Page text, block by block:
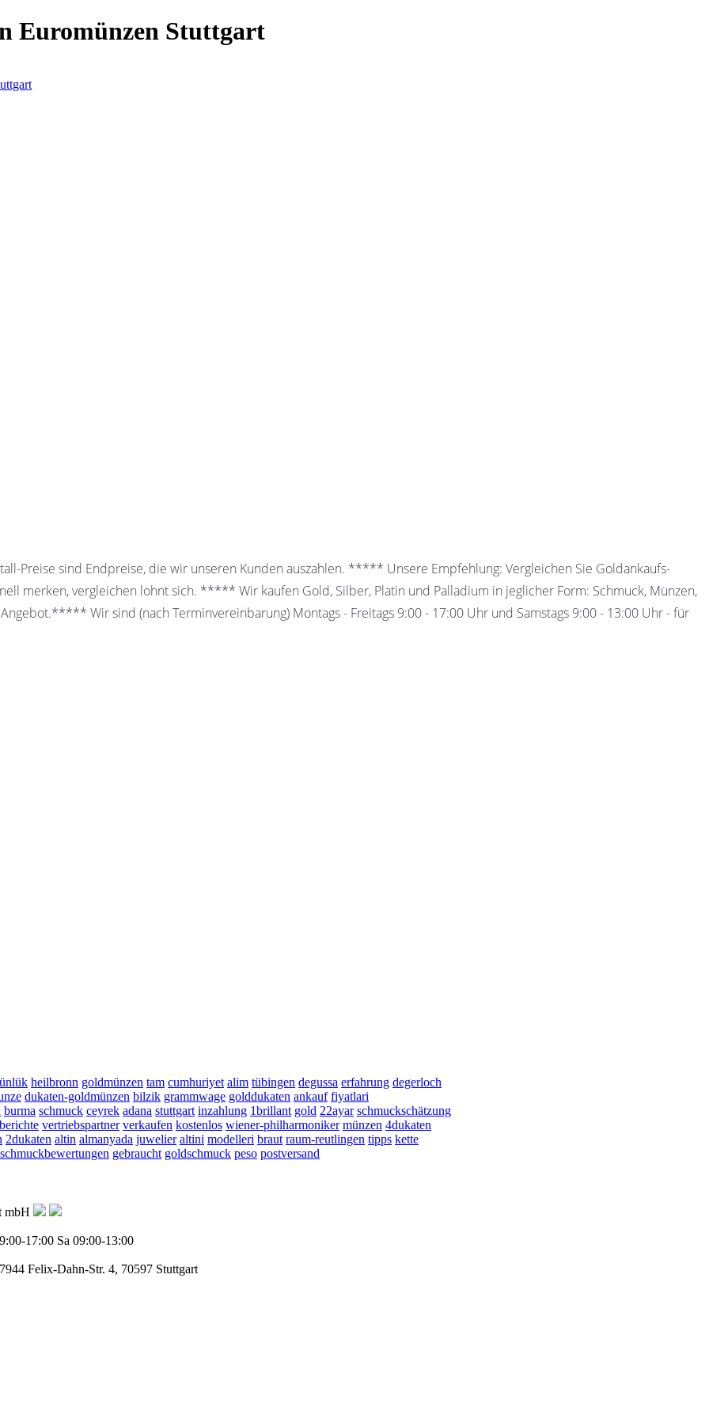
Euromünzen Stuttgart
Preise sind Endpreise, die wir unseren Kunden auszahlen. ***** Unsere Empfehlung: Vergleichen Sie Goldankaufs-
merken, vergleichen lohnt sich. ***** Wir kaufen Gold, Silber, Platin und Palladium in jeglicher Form: Schmuck, Münzen,
Wir sind (nach Terminvereinbarung) Montags - Freitags 9:00 - 17:00 Uhr und Samstags 9:00 - 13:00 Uhr - für
heilbronn goldmünzen tam cumhuriyet alim tübingen degussa erfahrung degerloch
dukaten-goldmünzen bilzik grammwage golddukaten ankauf fiyatlari
burma schmuck ceyrek adana stuttgart inzahlung 1brillant gold 22ayar schmuckschätzung
vertriebspartner verkaufen kostenlos wiener-philharmoniker münzen 4dukaten
2dukaten altin almanyada juwelier altini modelleri braut raum-reutlingen tipps kette
schmuckbewertungen gebraucht goldschmuck peso postversand
mbH
17:00 Sa 09:00-13:00
Felix-Dahn-Str. 4, 70597 Stuttgart